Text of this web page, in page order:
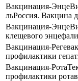
Вакцинация-
льРоссия. Вакцина
Вакцинация-
клещевого
Вакцинация-
профилактики
Вакцинация-
профилактики